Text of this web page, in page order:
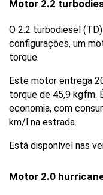
Motor 2.2
O 2.2 turbodiesel
configurações, um
torque.
Este motor entrega
torque de 45,9 kgfm.
economia, com
km/l na estrada.
Está disponível nas
Motor 2.0